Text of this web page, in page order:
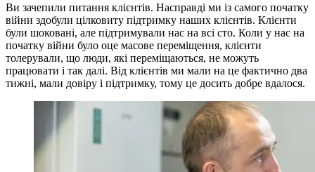
Ви зачепили питання клієнтів. Насправді ми із самого початку
війни здобули цілковиту підтримку наших клієнтів. Клієнти
були шоковані, але підтримували нас на всі сто. Коли у нас на
початку війни було оце масове переміщення, клієнти
толерували, що люди, які переміщаються, не можуть
працювати і так далі. Від клієнтів ми мали на це фактично два
тижні, мали довіру і підтримку, тому це досить добре вдалося.